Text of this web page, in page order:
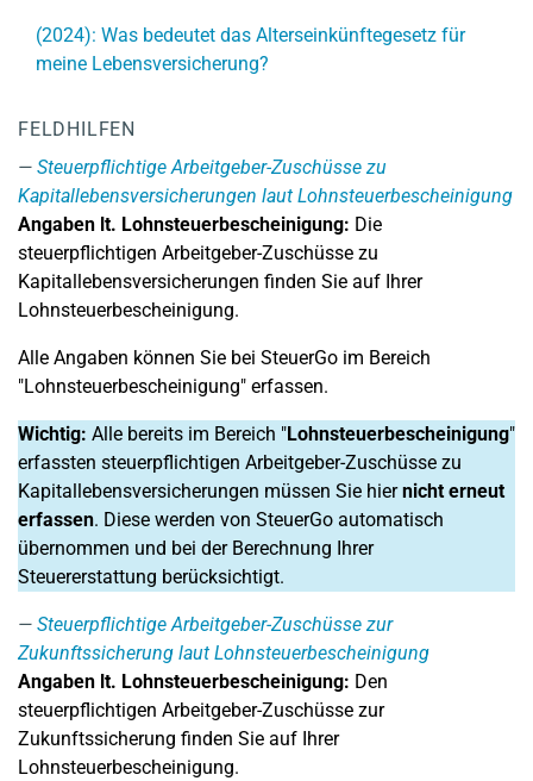
(2024): Was bedeutet das Alterseinkünftegesetz für
meine Lebensversicherung?
FELDHILFEN
Steuerpflichtige Arbeitgeber-Zuschüsse zu
Kapitallebensversicherungen laut Lohnsteuerbescheinigung
Angaben lt. Lohnsteuerbescheinigung: Die
steuerpflichtigen Arbeitgeber-Zuschüsse zu
Kapitallebensversicherungen finden Sie auf Ihrer
Lohnsteuerbescheinigung.
Alle Angaben können Sie bei SteuerGo im Bereich
"Lohnsteuerbescheinigung" erfassen.
Wichtig: Alle bereits im Bereich "Lohnsteuerbescheinigung"
erfassten steuerpflichtigen Arbeitgeber-Zuschüsse zu
Kapitallebensversicherungen müssen Sie hiernicht erneut
erfassen. Diese werden von SteuerGo automatisch
übernommen und bei der Berechnung Ihrer
Steuererstattung berücksichtigt.
Steuerpflichtige Arbeitgeber-Zuschüsse zur
Zukunftssicherung laut Lohnsteuerbescheinigung
Angaben lt. Lohnsteuerbescheinigung: Den
steuerpflichtigen Arbeitgeber-Zuschüsse zur
Zukunftssicherung finden Sie auf Ihrer
Lohnsteuerbescheinigung.